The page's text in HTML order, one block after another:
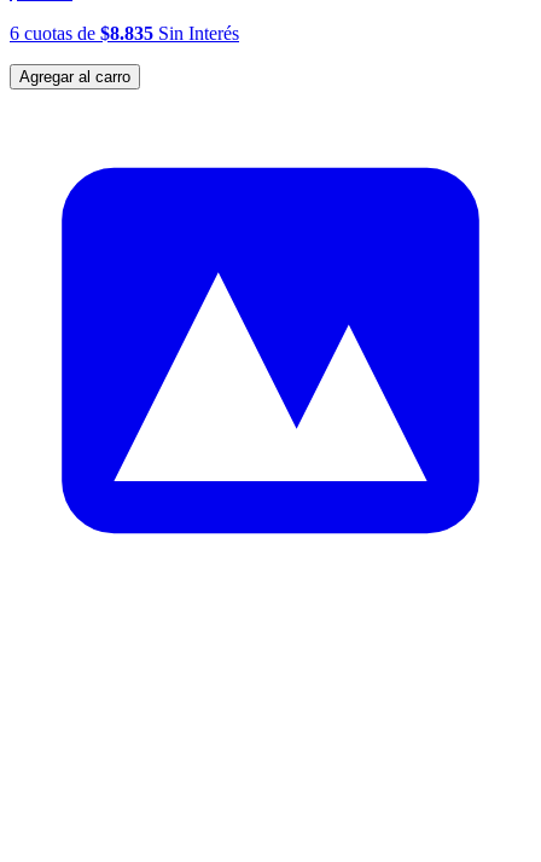
6 cuotas de $8.835 Sin Interés
Agregar al carro